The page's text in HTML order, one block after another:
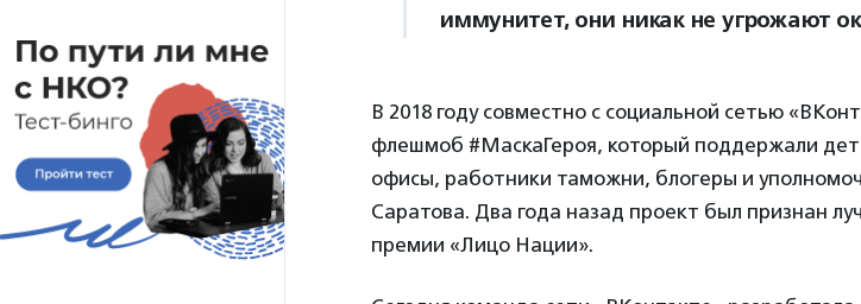
иммунитет, они никак не угрожают
В 2018 году совместно с социальной сетью
флешмоб #МаскаГероя, который поддержали
офисы, работники таможни, блогеры и
Саратова. Два года назад проект был признан
премии «Лицо Нации».